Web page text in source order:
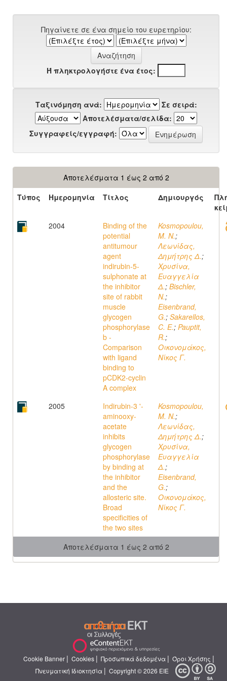
Πηγαίνετε σε ένα σημείο του ευρετηρίου:
Ή πληκτρολογήστε ένα έτος:
Ταξινόμηση ανά:
Σε σειρά:
Αποτελέσματα/σελίδα:
Συγγραφείς/εγγραφή:
Αποτελέσματα 1 έως 2 από 2
Τύπος
Ημερομηνία Τίτλος Δημιουργός
2004
Binding of the
potential
antitumour
agent
indirubin-5-
sulphonate at
the inhibitor
site of rabbit
muscle
glycogen
phosphorylase
b -
Comparison
with ligand
binding to
pCDK2-cyclin
A complex
Kosmopoulou,
M. N.;
Λεωνίδας,
Δημήτρης Δ.;
Χρυσίνα,
Ευαγγελία
Δ.; Bischler,
N.;
Eisenbrand,
G.; Sakarellos,
C. E.; Pauptit,
R.;
Οικονομάκος,
Νίκος Γ.
2005
Indirubin-3 '-
aminooxy-
acetate
inhibits
glycogen
phosphorylase
by binding at
the inhibitor
and the
allosteric site.
Broad
specificities of
the two sites
Kosmopoulou,
M. N.;
Λεωνίδας,
Δημήτρης Δ.;
Χρυσίνα,
Ευαγγελία
Δ.;
Eisenbrand,
G.;
Οικονομάκος,
Νίκος Γ.
Αποτελέσματα 1 έως 2 από 2
Cookie Banner | Cookies | Προσωπικά δεδομένα | Όροι Χρήσης |
Πνευματική Ιδιοκτησία | Copyright © 2026 ΕΙΕ